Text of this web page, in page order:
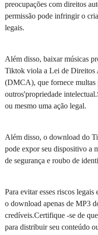
preocupações com direitos
permissão pode infringir o
legais.
Além disso, baixar músicas
Tiktok viola a Lei de
(DMCA), que fornece
outros'propriedade
ou mesmo uma ação legal.
Além disso, o download do
pode expor seu dispositivo a
de segurança e roubo de
Para evitar esses riscos
o download apenas de MP3
credíveis.Certifique -se de
para distribuir seu conteúdo